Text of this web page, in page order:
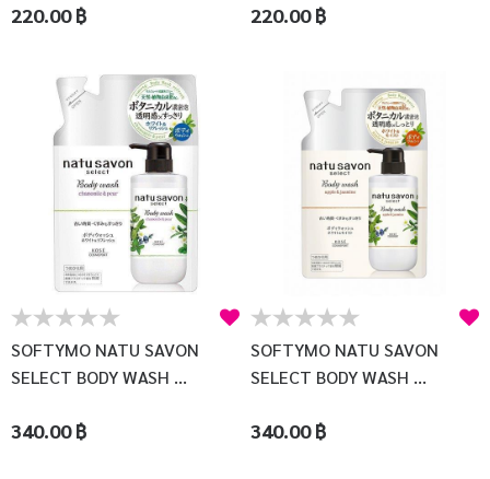
220.00 ฿ 220.00 ฿
SOFTYMO NATU SAVON
SELECT BODY WASH ...
340.00 ฿
SOFTYMO NATU SAVON
SELECT BODY WASH ...
340.00 ฿